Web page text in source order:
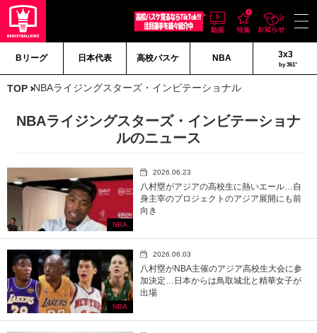
Bリーグ 日本代表 高校バスケ NBA 3x3
by 361°
TOP NBAライジングスターズ・インビテーショナル
NBAライジングスターズ・インビテーショナ
ルのニュース
NBA
2026.06.23
八村塁がアジアの高校生に熱いエール…自
身主宰のプロジェクトのアジア展開にも前
向き
NBA
2026.06.03
八村塁がNBA主催のアジア高校生大会に参
加決定…日本からは鳥取城北と精華女子が
出場